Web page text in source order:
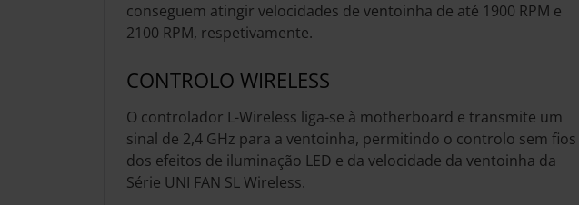
conseguem atingir velocidades de ventoinha de até 1900 RPM e
2100 RPM, respetivamente.
CONTROLO WIRELESS
O controlador L-Wireless liga-se à motherboard e transmite um
sinal de 2,4 GHz para a ventoinha, permitindo o controlo sem fios
dos efeitos de iluminação LED e da velocidade da ventoinha da
Série UNI FAN SL Wireless.